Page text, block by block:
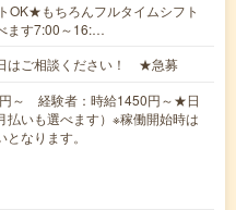
OK★もちろんフルタイムシフト
ます7:00～16:…
はご相談ください！ ★急募
～ 経験者：時給1450円～★日
払いも選べます）※稼働開始時は
なります。